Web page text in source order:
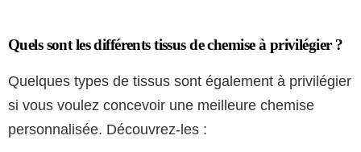
Quels sont les différents tissus de chemise à privilégier ?
Quelques types de tissus sont également à privilégier
si vous voulez concevoir une meilleure chemise
personnalisée. Découvrez-les :